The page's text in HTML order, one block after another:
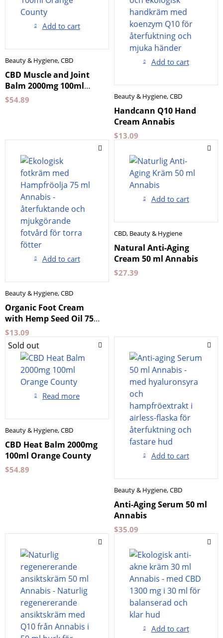
Add to cart
Beauty & Hygiene,CBD
CBD Muscle and Joint
Balm 2000mg 100ml
Orange County
$54.89
Add to cart
Beauty & Hygiene,CBD
Handcann Q10 Hand
Cream Annabis
$13.09
Add to cart
Beauty & Hygiene,CBD
Organic Foot Cream
with Hemp Seed Oil 75
ml Annabis
$13.09
Add to cart
CBD, Beauty & Hygiene
Natural Anti-Aging
Cream 50 ml Annabis
$27.39
Sold out
Read more
Beauty & Hygiene,CBD
CBD Heat Balm 2000mg
100ml Orange County
$54.89
Add to cart
Beauty & Hygiene,CBD
Anti-Aging Serum 50 ml
Annabis
$35.09
Add to cart